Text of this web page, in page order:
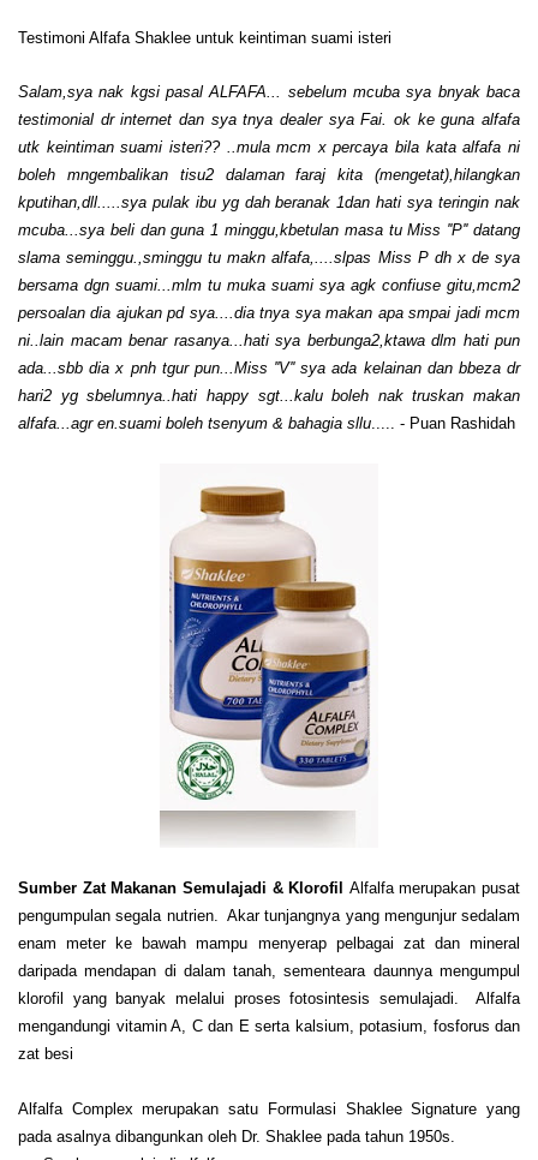
Testimoni Alfafa Shaklee untuk keintiman suami isteri
Salam,sya nak kgsi pasal ALFAFA... sebelum mcuba sya bnyak baca
testimonial dr internet dan sya tnya dealer sya Fai.
ok ke guna alfafa
utk keintiman suami isteri?? ..mula mcm x percaya bila kata alfafa ni
boleh mngembalikan tisu2 dalaman faraj kita (mengetat),hilangkan
kputihan,dll.....sya pulak ibu yg dah beranak 1dan hati sya teringin nak
mcuba...sya beli dan guna 1 minggu,kbetulan masa tu Miss ''P'' datang
slama seminggu.,sminggu tu makn alfafa,....slpas Miss P dh x de sya
bersama dgn suami...mlm tu muka suami sya agk confiuse gitu,mcm2
persoalan dia ajukan pd sya....dia tnya sya makan apa smpai jadi mcm
ni..lain macam benar rasanya...hati sya berbunga2,ktawa dlm hati pun
ada...sbb dia x pnh tgur pun...Miss ''V'' sya ada kelainan dan bbeza dr
hari2 yg sbelumnya..hati happy sgt...kalu boleh nak truskan makan
alfafa...agr en.suami boleh tsenyum & bahagia sllu ..... - Puan Rashidah
Sumber Zat Makanan Semulajadi & Klorofil Alfalfa merupakan pusat
pengumpulan segala nutrien. Akar tunjangnya yang mengunjur sedalam
enam meter ke bawah mampu menyerap pelbagai zat dan mineral
daripada mendapan di dalam tanah, sementeara daunnya mengumpul
klorofil yang banyak melalui proses fotosintesis semulajadi. Alfalfa
mengandungi vitamin A, C dan E serta kalsium, potasium, fosforus dan
zat besi
Alfalfa Complex merupakan satu Formulasi Shaklee Signature yang
pada asalnya dibangunkan oleh Dr. Shaklee pada tahun 1950s.